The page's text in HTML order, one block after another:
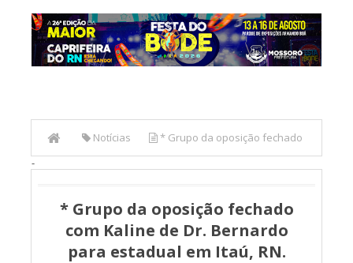
Notícias * Grupo da oposição fechado
com Kaline de Dr. Bernardo para estadual em Itaú, RN.
-
* Grupo da oposição fechado
com Kaline de Dr. Bernardo
para estadual em Itaú, RN.